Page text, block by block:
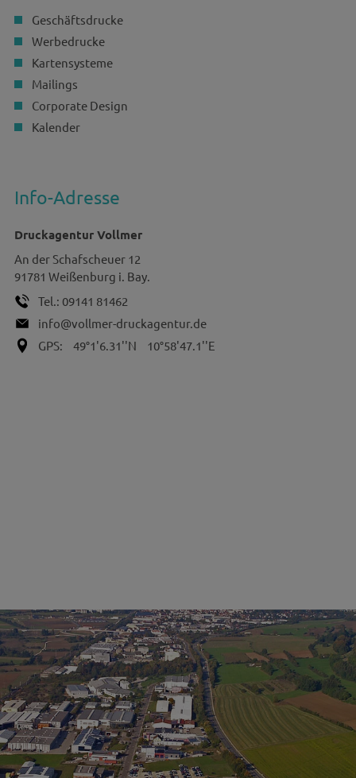
Geschäftsdrucke
Werbedrucke
Kartensysteme
Mailings
Corporate Design
Kalender
Info-Adresse
Druckagentur Vollmer
An der Schafscheuer 12
91781 Weißenburg i. Bay.
Tel.: 09141 81462
info@vollmer-druckagentur.de
GPS:
49°1'6.31''N 10°58'47.1''E